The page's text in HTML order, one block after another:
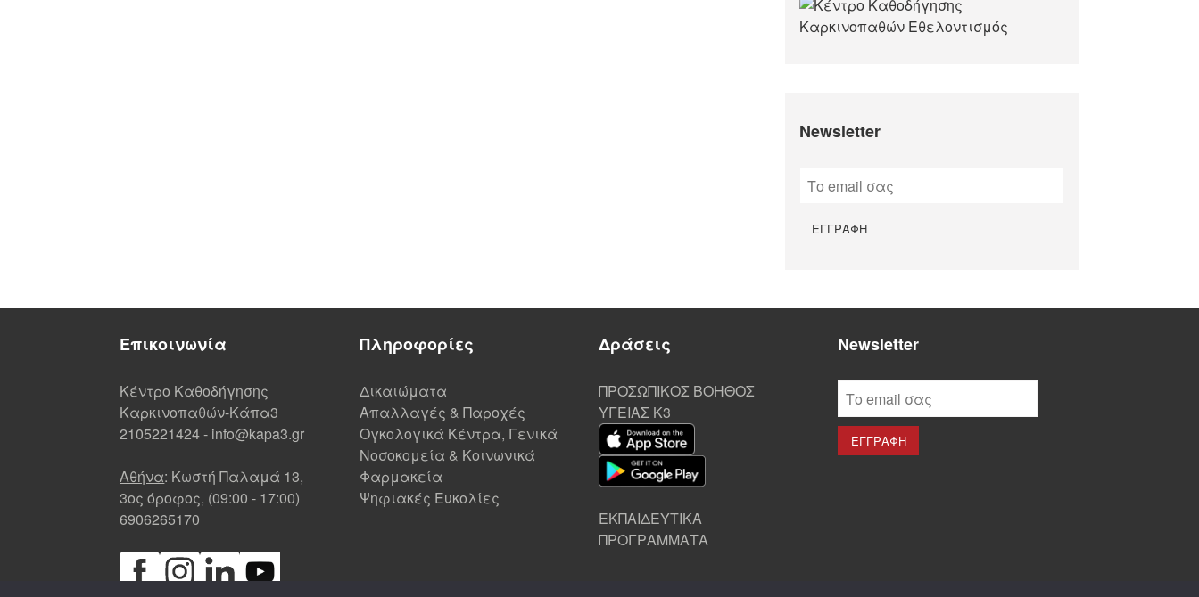
Newsletter
Επικοινωνία
Κέντρο Καθοδήγησης
Καρκινοπαθών-Κάπα3
2105221424- info@kapa3.gr
Αθήνα: Κωστή Παλαμά 13,
3ος όροφος, (09:00 - 17:00)
6906265170
Πληροφορίες
Δικαιώματα
Απαλλαγές & Παροχές
Ογκολογικά Κέντρα, Γενικά
Νοσοκομεία & Κοινωνικά
Φαρμακεία
Ψηφιακές Ευκολίες
Δράσεις
ΠΡΟΣΩΠΙΚΟΣ ΒΟΗΘΟΣ
ΥΓΕΙΑΣ K3
ΕΚΠΑΙΔΕΥΤΙΚΑ
ΠΡΟΓΡΑΜΜΑΤΑ
Newsletter